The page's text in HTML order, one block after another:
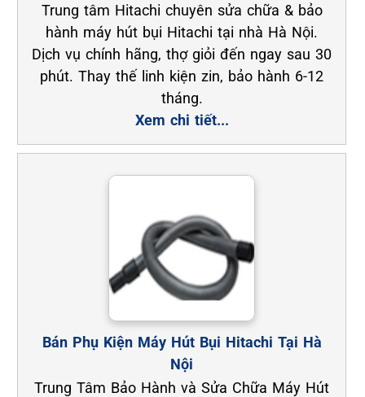
Trung tâm Hitachi chuyên sửa chữa & bảo
hành máy hút bụi Hitachi tại nhà Hà Nội.
Dịch vụ chính hãng, thợ giỏi đến ngay sau 30
phút. Thay thế linh kiện zin, bảo hành 6-12
tháng.
Xem chi tiết...
Bán Phụ Kiện Máy Hút Bụi Hitachi Tại Hà
Nội
Trung Tâm Bảo Hành và Sửa Chữa Máy Hút